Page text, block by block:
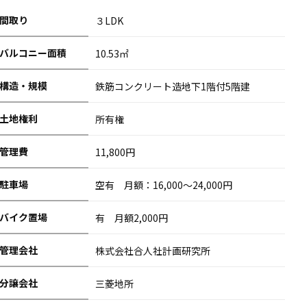
間取り ３LDK
バルコニー面積 10.53㎡
構造・規模 鉄筋コンクリート造地下1階付5階建
土地権利 所有権
管理費 11,800円
駐車場 空有 月額：16,000～24,000円
バイク置場 有 月額2,000円
管理会社 株式会社合人社計画研究所
分譲会社 三菱地所